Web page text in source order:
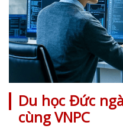
Du học Đức
cùng VNPC